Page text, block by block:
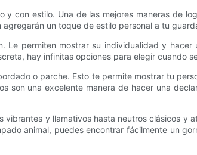
con estilo. Una de las mejores maneras de
un toque de estilo personal a tu
permiten mostrar su individualidad y
hay infinitas opciones para elegir cuando
o parche. Esto te permite mostrar tu
son una excelente manera de hacer una
y llamativos hasta neutros clásicos y
animal, puedes encontrar fácilmente un